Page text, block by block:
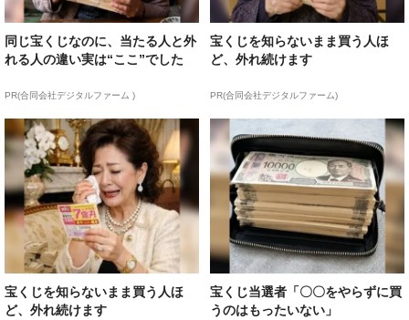
同じ宝くじなのに、当たる人と外
れる人の違い実は“ここ”でした
PR(合同会社デジタルファーム )
宝くじを知らないまま買う人ほ
ど、外れ続けます
PR(合同会社デジタルファーム)
宝くじを知らないまま買う人ほ
ど、外れ続けます
宝くじ当選者「〇〇をやらずに買
うのはもったいない」